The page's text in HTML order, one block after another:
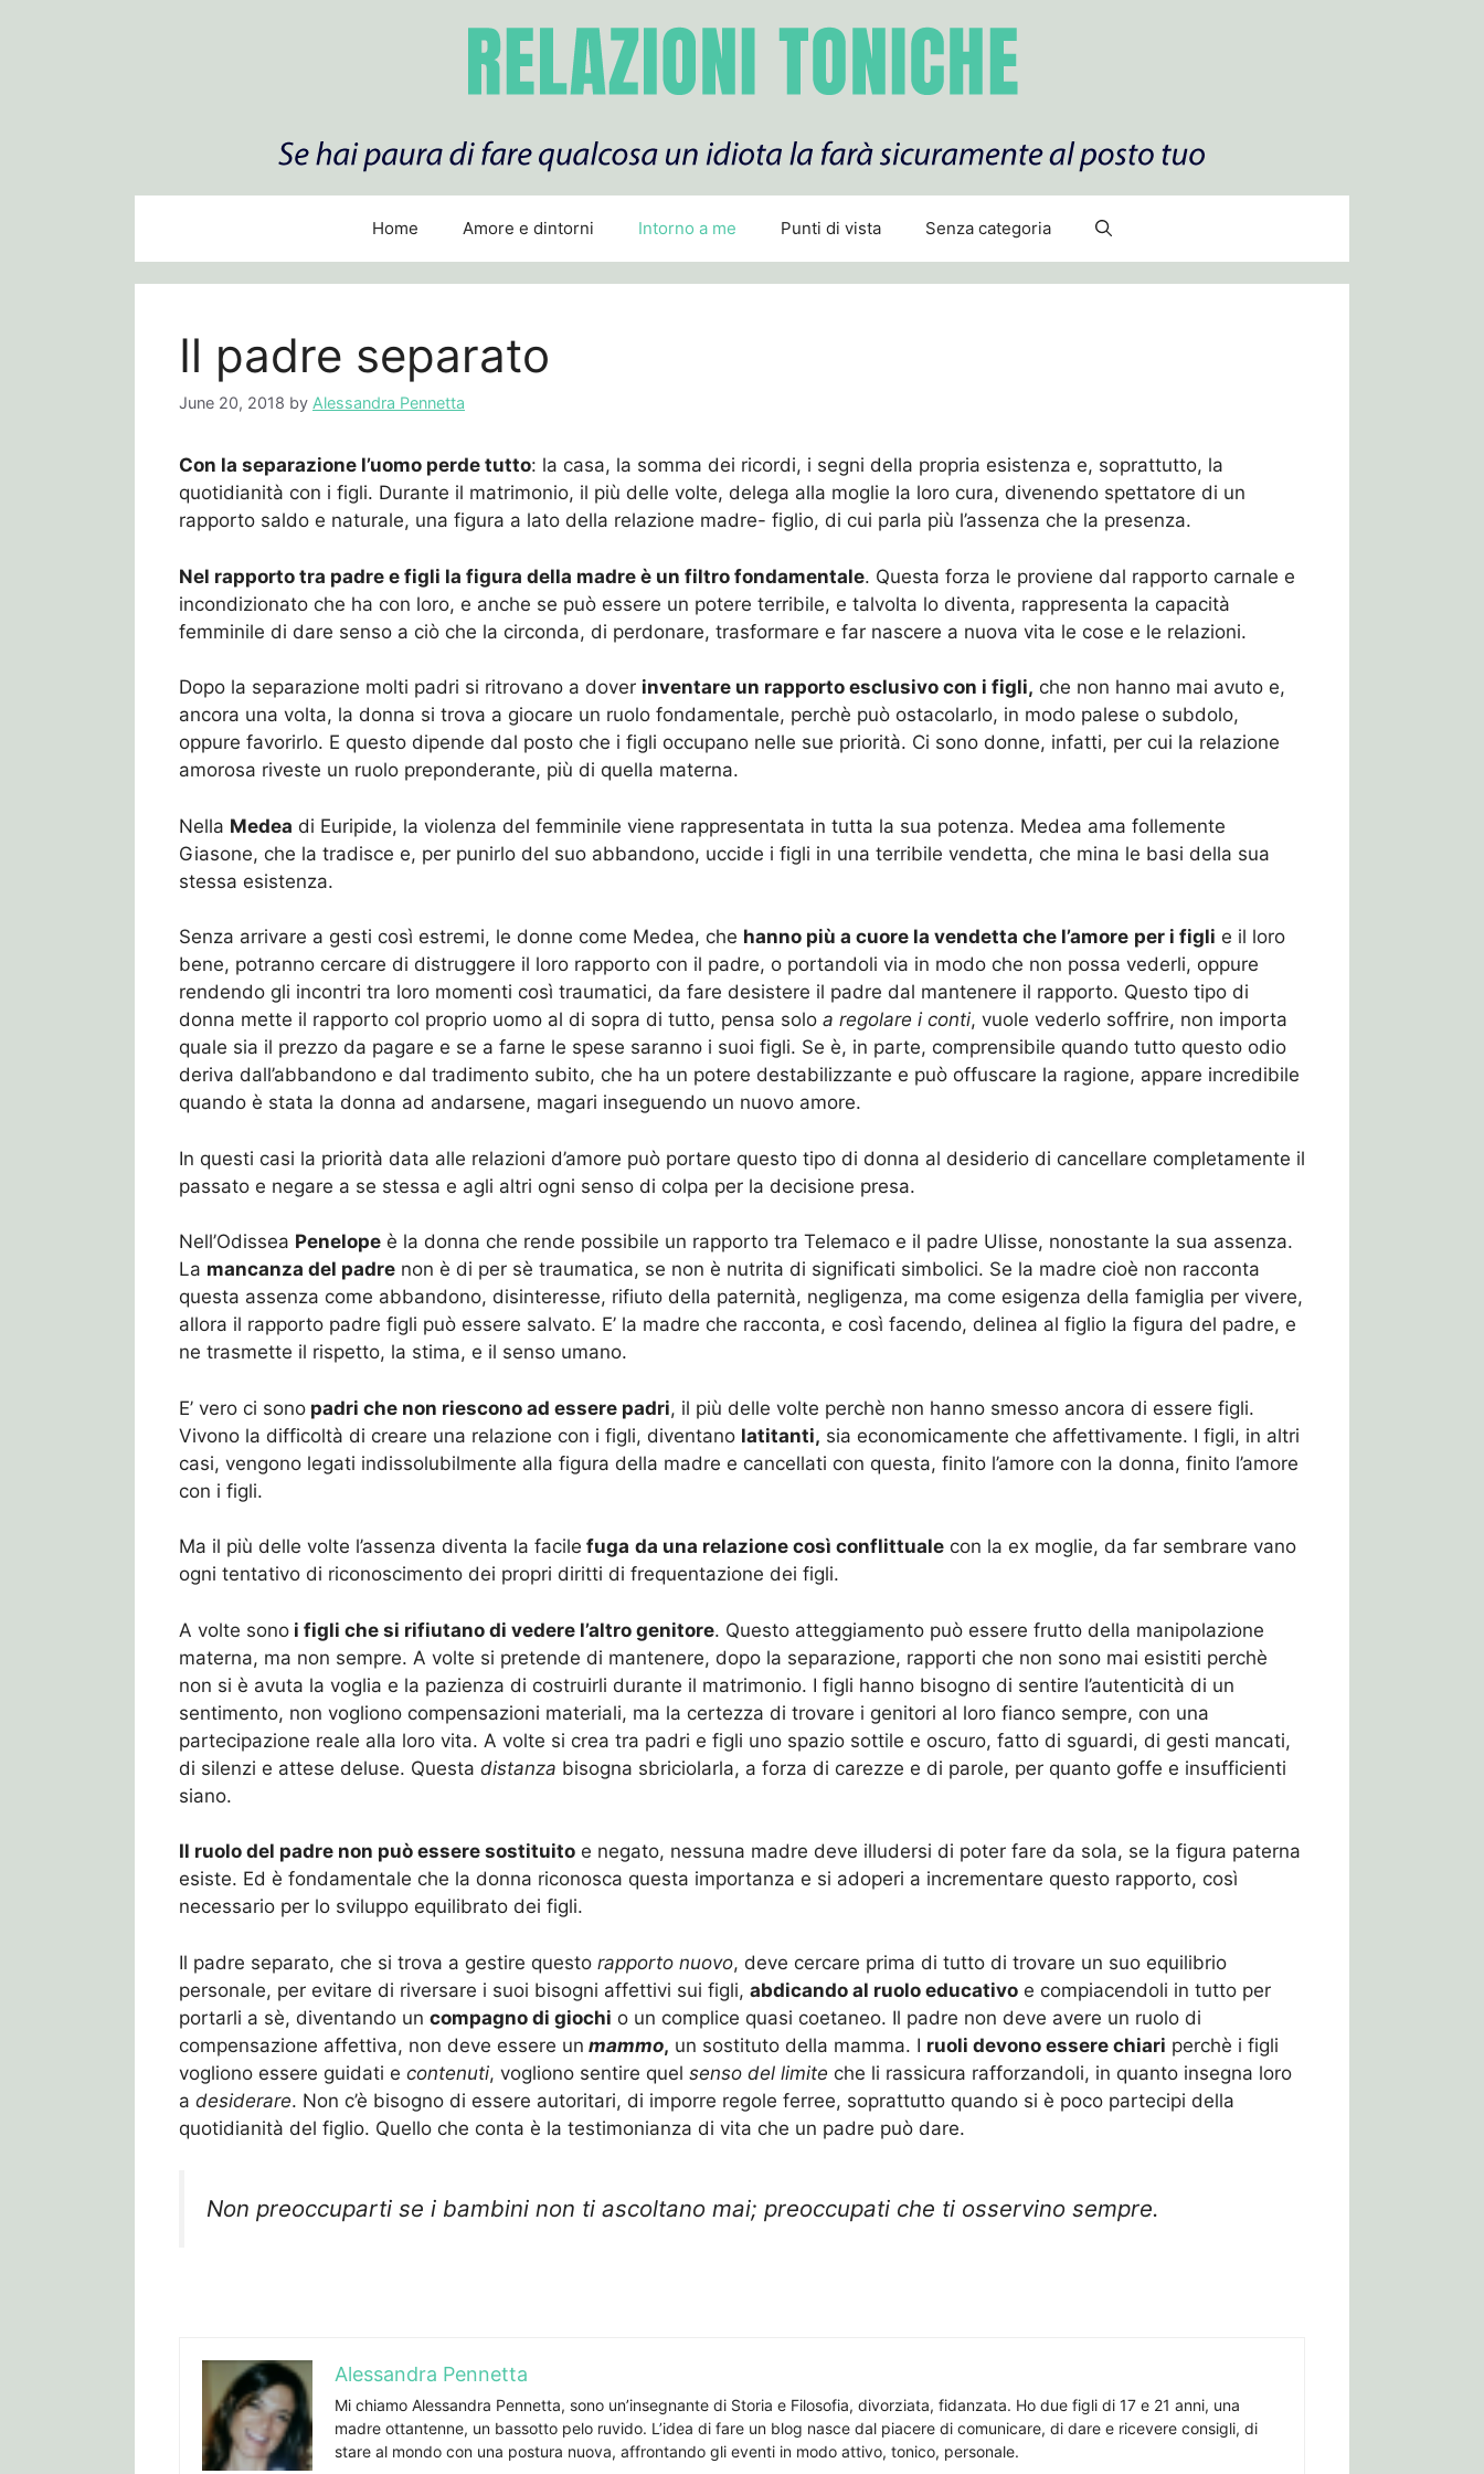
Home Amore e dintorni Intorno a me Punti di vista Senza categoria
Il padre separato
June 20, 2018 by Alessandra Pennetta
Con la separazione l’uomo perde tutto: la casa, la somma dei ricordi, i segni della propria esistenza e, soprattutto, la
quotidianità con i figli. Durante il matrimonio, il più delle volte, delega alla moglie la loro cura, divenendo spettatore di un
rapporto saldo e naturale, una figura a lato della relazione madre- figlio, di cui parla più l’assenza che la presenza.
Nel rapporto tra padre e figli la figura della madre è un filtro fondamentale. Questa forza le proviene dal rapporto carnale e
incondizionato che ha con loro, e anche se può essere un potere terribile, e talvolta lo diventa, rappresenta la capacità
femminile di dare senso a ciò che la circonda, di perdonare, trasformare e far nascere a nuova vita le cose e le relazioni.
Dopo la separazione molti padri si ritrovano a dover inventare un rapporto esclusivo con i figli, che non hanno mai avuto e,
ancora una volta, la donna si trova a giocare un ruolo fondamentale, perchè può ostacolarlo, in modo palese o subdolo,
oppure favorirlo. E questo dipende dal posto che i figli occupano nelle sue priorità. Ci sono donne, infatti, per cui la relazione
amorosa riveste un ruolo preponderante, più di quella materna.
Nella Medea di Euripide, la violenza del femminile viene rappresentata in tutta la sua potenza. Medea ama follemente
Giasone, che la tradisce e, per punirlo del suo abbandono, uccide i figli in una terribile vendetta, che mina le basi della sua
stessa esistenza.
Senza arrivare a gesti così estremi, le donne come Medea, che hanno più a cuore la vendetta che l’amore per i figli e il loro
bene, potranno cercare di distruggere il loro rapporto con il padre, o portandoli via in modo che non possa vederli, oppure
rendendo gli incontri tra loro momenti così traumatici, da fare desistere il padre dal mantenere il rapporto. Questo tipo di
donna mette il rapporto col proprio uomo al di sopra di tutto, pensa solo a regolare i conti, vuole vederlo soffrire, non importa
quale sia il prezzo da pagare e se a farne le spese saranno i suoi figli. Se è, in parte, comprensibile quando tutto questo odio
deriva dall’abbandono e dal tradimento subito, che ha un potere destabilizzante e può offuscare la ragione, appare incredibile
quando è stata la donna ad andarsene, magari inseguendo un nuovo amore.
In questi casi la priorità data alle relazioni d’amore può portare questo tipo di donna al desiderio di cancellare completamente il
passato e negare a se stessa e agli altri ogni senso di colpa per la decisione presa.
Nell’Odissea Penelope è la donna che rende possibile un rapporto tra Telemaco e il padre Ulisse, nonostante la sua assenza.
La mancanza del padre non è di per sè traumatica, se non è nutrita di significati simbolici. Se la madre cioè non racconta
questa assenza come abbandono, disinteresse, rifiuto della paternità, negligenza, ma come esigenza della famiglia per vivere,
allora il rapporto padre figli può essere salvato. E’ la madre che racconta, e così facendo, delinea al figlio la figura del padre, e
ne trasmette il rispetto, la stima, e il senso umano.
E’ vero ci sono padri che non riescono ad essere padri, il più delle volte perchè non hanno smesso ancora di essere figli.
Vivono la difficoltà di creare una relazione con i figli, diventano latitanti, sia economicamente che affettivamente. I figli, in altri
casi, vengono legati indissolubilmente alla figura della madre e cancellati con questa, finito l’amore con la donna, finito l’amore
con i figli.
Ma il più delle volte l’assenza diventa la facile fuga da una relazione così conflittuale con la ex moglie, da far sembrare vano
ogni tentativo di riconoscimento dei propri diritti di frequentazione dei figli.
A volte sono i figli che si rifiutano di vedere l’altro genitore. Questo atteggiamento può essere frutto della manipolazione
materna, ma non sempre. A volte si pretende di mantenere, dopo la separazione, rapporti che non sono mai esistiti perchè
non si è avuta la voglia e la pazienza di costruirli durante il matrimonio. I figli hanno bisogno di sentire l’autenticità di un
sentimento, non vogliono compensazioni materiali, ma la certezza di trovare i genitori al loro fianco sempre, con una
partecipazione reale alla loro vita. A volte si crea tra padri e figli uno spazio sottile e oscuro, fatto di sguardi, di gesti mancati,
di silenzi e attese deluse. Questa distanza bisogna sbriciolarla, a forza di carezze e di parole, per quanto goffe e insufficienti
siano.
Il ruolo del padre non può essere sostituito e negato, nessuna madre deve illudersi di poter fare da sola, se la figura paterna
esiste. Ed è fondamentale che la donna riconosca questa importanza e si adoperi a incrementare questo rapporto, così
necessario per lo sviluppo equilibrato dei figli.
Il padre separato, che si trova a gestire questo rapporto nuovo, deve cercare prima di tutto di trovare un suo equilibrio
personale, per evitare di riversare i suoi bisogni affettivi sui figli, abdicando al ruolo educativo e compiacendoli in tutto per
portarli a sè, diventando un compagno di giochi o un complice quasi coetaneo. Il padre non deve avere un ruolo di
compensazione affettiva, non deve essere un mammo, un sostituto della mamma. I ruoli devono essere chiari perchè i figli
vogliono essere guidati e contenuti, vogliono sentire quel senso del limite che li rassicura rafforzandoli, in quanto insegna loro
a desiderare. Non c’è bisogno di essere autoritari, di imporre regole ferree, soprattutto quando si è poco partecipi della
quotidianità del figlio. Quello che conta è la testimonianza di vita che un padre può dare.
Non preoccuparti se i bambini non ti ascoltano mai; preoccupati che ti osservino sempre.
Alessandra Pennetta
Mi chiamo Alessandra Pennetta, sono un’insegnante di Storia e Filosofia, divorziata, fidanzata. Ho due figli di 17 e 21 anni, una
madre ottantenne, un bassotto pelo ruvido. L’idea di fare un blog nasce dal piacere di comunicare, di dare e ricevere consigli, di
stare al mondo con una postura nuova, affrontando gli eventi in modo attivo, tonico, personale.